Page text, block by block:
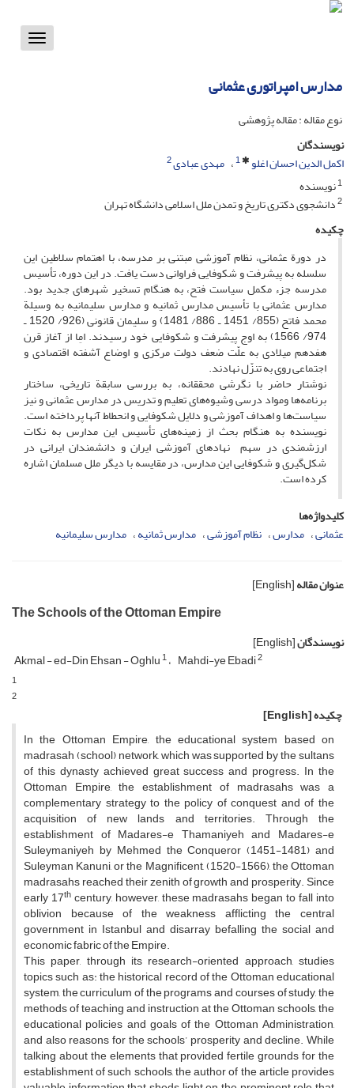
Toggle
مدارس امپراتوری عثمانی
نوع مقاله : مقاله پژوهشی
نویسندگان
اکمل الدین احسان اغلو
1 مهدی عبادی2
1نویسنده
2دانشجوی دکتری تاریخ و تمدن ملل اسلامی دانشگاه تهران
چکیده
در دورة عثمانی، نظام آموزشی مبتنی بر مدرسه، با اهتمام سلاطین این
سلسله به پیشرفت و شکوفایی فراوانی دست یافت. در این دوره، تأسیس
مدرسه جزء مکمل سیاست فتح، به هنگام تسخیر شهرهای جدید بود.
مدارس عثمانی با تأسیس مدارس ثمانیه و مدارس سلیمانیه به وسیلة
محمد فاتح (855/ 1451 ـ 886/ 1481) و سلیمان قانونی (926/ 1520 ـ
974/ 1566) به اوج پیشرفت و شکوفایی خود رسیدند. امِا از آغاز قرن
هفدهم میلادی به علّت ضعف دولت مرکزی و اوضاع آشفته اقتصادی و
اجتماعی روی به تنزّل نهادند.
نوشتار حاضر با نگرشی محققانه، به بررسی سابقة تاریخی، ساختار
برنامه‌ها ومواد درسی وشیوه‌های تعلیم و تدریس در مدارس عثمانی و نیز
سیاست‌ها و اهداف آموزشی و دلایل شکوفایی و انحطاط آنها پرداخته است.
نویسنده به هنگام بحث از زمینه‌های تأسیس این مدارس به نکات
ارزشمندی در سهم نهادهای آموزشی ایران و دانشمندان ایرانی در
شکل‌گیری و شکوفایی این مدارس، در مقایسه با دیگر ملل مسلمان اشاره
کرده است.
کلیدواژه‌ها
عثمانی مدارس نظام آموزشی مدارس ثمانیه مدارس سلیمانیه
عنوان مقاله[English]
The Schools of the Ottoman Empire
نویسندگان[English]
Akmal - ed-Din Ehsan - Oghlu1 Mahdi-ye Ebadi2
1
2
چکیده[English]
In the Ottoman Empire, the educational system based on
madrasah (school) network, which was supported by the sultans
of this dynasty achieved great success and progress. In the
Ottoman Empire, the establishment of madrasahs was a
complementary strategy to the policy of conquest and of the
acquisition of new lands and territories. Through the
establishment of Madares-e Thamaniyeh and Madares-e
Suleymaniyeh by Mehmed the Conqueror (1451-1481) and
Suleyman Kanuni, or the Magnificent, (1520-1566), the Ottoman
madrasahs reached their zenith of growth and prosperity. Since
early 17thcentury, however, these madrasahs began to fall into
oblivion because of the weakness afflicting the central
government in Istanbul and disarray befalling the social and
economic fabric of the Empire.
This paper, through its research-oriented approach, studies
topics such as: the historical record of the Ottoman educational
system, the curriculum of the programs and courses of study, the
methods of teaching and instruction at the Ottoman schools, the
educational policies and goals of the Ottoman Administration,
and also reasons for the schools’ prosperity and decline. While
talking about the elements that provided fertile grounds for the
establishment of such schools, the author of the article provides